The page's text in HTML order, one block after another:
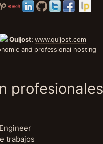
Quijost: www.quijost.com
and professional hosting
profesionales
trabajos